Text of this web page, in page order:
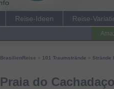
Reise-Ideen Reise-
BrasilienReise 101 Traumstrände Strände
Praia do